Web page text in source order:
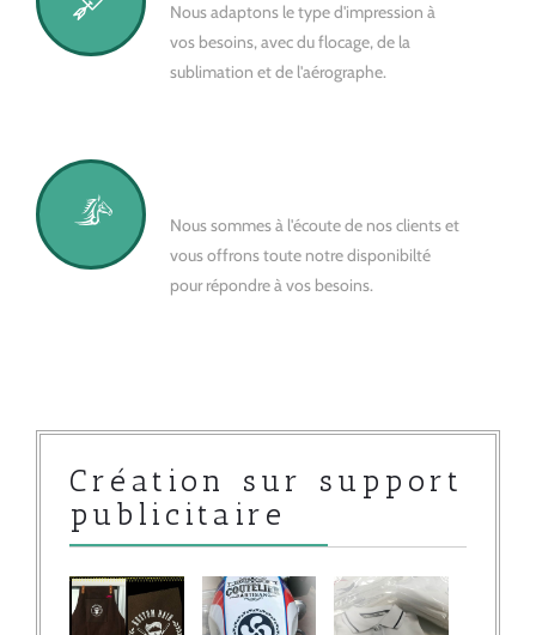
Nous adaptons le type d'impression à
vos besoins, avec du flocage, de la
sublimation et de l'aérographe.
Nous sommes à l'écoute de nos clients et
vous offrons toute notre disponibilté
pour répondre à vos besoins.
Création sur support
publicitaire